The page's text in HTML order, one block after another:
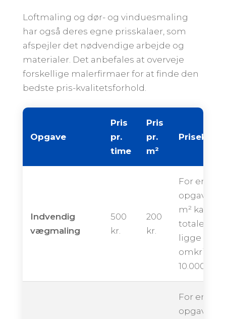
Loftmaling og dør- og vinduesmaling
har også deres egne prisskalaer, som
afspejler det nødvendige arbejde og
materialer. Det anbefales at overveje
forskellige malerfirmaer for at finde den
bedste pris-kvalitetsforhold.
Opgave
Pris
pr.
time
Pris
pr.
m²
Indvendig
vægmaling
500
kr.
200
kr.
For en
opgave på
m² kan
totale pris
ligge
omkring
10.000
For en
opgave på